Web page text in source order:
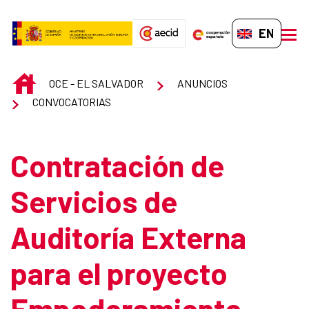
EN-GB
INICIOOCE - EL SALVADOR
ANUNCIOS
CONVOCATORIAS
Contratación de
Servicios de
Auditoría Externa
para el proyecto